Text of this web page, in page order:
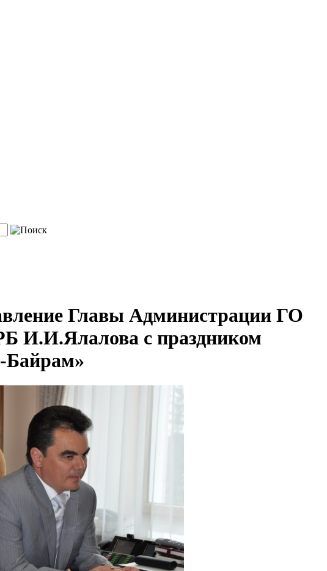
Главы Администрации ГО
И.И.Ялалова с праздником
Байрам»